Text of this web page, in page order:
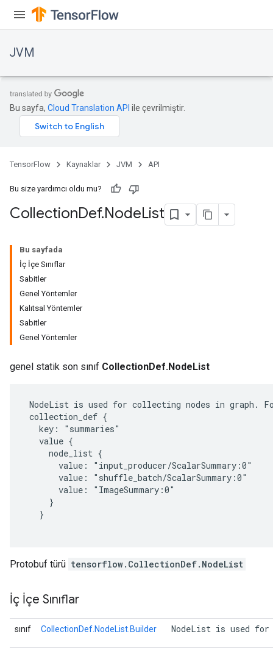
JVM
Bu sayfa, Cloud Translation API ile çevrilmiştir.
TensorFlow Kaynaklar JVM API
Bu size yardımcı oldu mu?
CollectionDef.NodeList
Bu sayfada
İç İçe Sınıflar
Sabitler
Genel Yöntemler
Kalıtsal Yöntemler
Sabitler
Genel Yöntemler
genel statik son sınıf CollectionDef.NodeList
NodeList is used for collecting nodes in graph.
collection_def {
   key: "summaries"
   value {
     node_list {
       value: "input_producer/ScalarSummary:0"
       value: "shuffle_batch/ScalarSummary:0"
       value: "ImageSummary:0"
     }
   }
Protobuf türü tensorflow.CollectionDef.NodeList
İç İçe Sınıflar
sınıf CollectionDef.NodeList.Builder NodeList is used